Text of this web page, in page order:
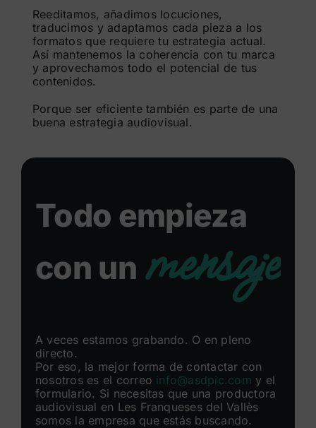
Reeditamos, añadimos locuciones,
traducimos y adaptamos cada pieza a los
formatos que requiere tu estrategia actual.
Así mantenemos la coherencia con tu marca
y aprovechamos todo el potencial de tus
contenidos.
Porque ser eficiente también es parte de una
buena estrategia audiovisual.
Todo empieza
con un mensaje
A veces estamos grabando. O en pleno
directo.
Por eso, la mejor forma de contactar con
nosotros es el correo info@asdpic.com y el
formulario. Si necesitas que una productora
audiovisual en Les Franqueses del Vallès
somos la empresa que estás buscando.